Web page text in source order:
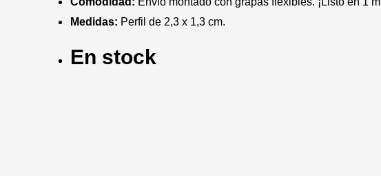
Medidas: Perfil de 2,3 x 1,3 cm.
En stock